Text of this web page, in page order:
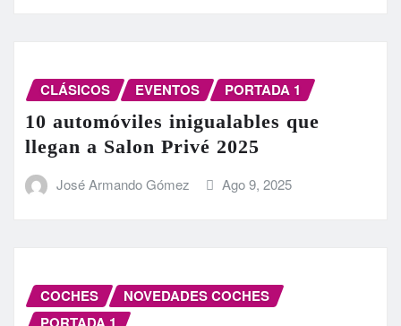
CLÁSICOS EVENTOS PORTADA 1
10 automóviles inigualables que
llegan a Salon Privé 2025
José Armando Gómez Ago 9, 2025
COCHES
NOVEDADES COCHES